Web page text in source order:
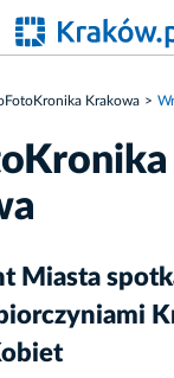
Krakowa
Miasta